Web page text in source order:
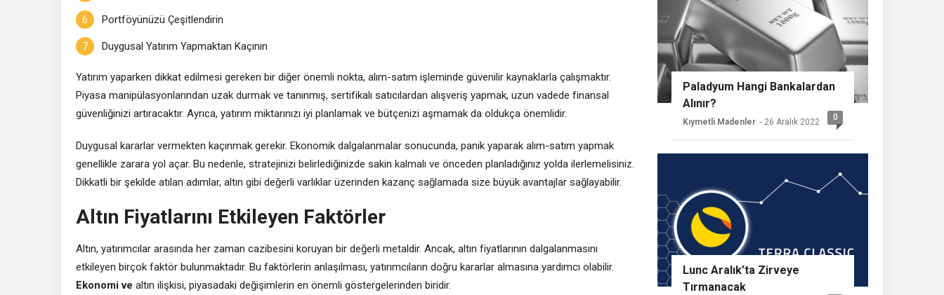
Portföyünüzü Çeşitlendirin
Duygusal Yatırım Yapmaktan Kaçının
Yatırım yaparken dikkat edilmesi gereken bir diğer önemli nokta, alım-satım işleminde güvenilir kaynaklarla çalışmaktır.
Piyasa manipülasyonlarından uzak durmak ve tanınmış, sertifikalı satıcılardan alışveriş yapmak, uzun vadede finansal
güvenliğinizi artıracaktır. Ayrıca, yatırım miktarınızı iyi planlamak ve bütçenizi aşmamak da oldukça önemlidir.
Duygusal kararlar vermekten kaçınmak gerekir. Ekonomik dalgalanmalar sonucunda, panik yaparak alım-satım yapmak
genellikle zarara yol açar. Bu nedenle, stratejinizi belirlediğinizde sakin kalmalı ve önceden planladığınız yolda ilerlemelisiniz.
Dikkatli bir şekilde atılan adımlar, altın gibi değerli varlıklar üzerinden kazanç sağlamada size büyük avantajlar sağlayabilir.
Altın Fiyatlarını Etkileyen Faktörler
Altın, yatırımcılar arasında her zaman cazibesini koruyan bir değerli metaldir. Ancak, altın fiyatlarının dalgalanmasını
etkileyen birçok faktör bulunmaktadır. Bu faktörlerin anlaşılması, yatırımcıların doğru kararlar almasına yardımcı olabilir.
Ekonomi ve altın ilişkisi, piyasadaki değişimlerin en önemli göstergelerinden biridir.
Paladyum Hangi Bankalardan
Alınır?
Kıymetli Madenler - 26 Aralık 2022 0
Lunc Aralık’ta Zirveye
Tırmanacak